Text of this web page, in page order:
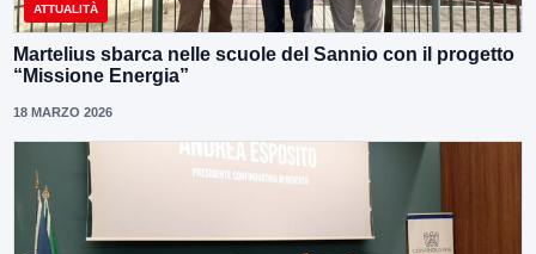
ATTUALITÀ
Martelius sbarca nelle scuole del Sannio con il progetto
“Missione Energia”
18 MARZO 2026